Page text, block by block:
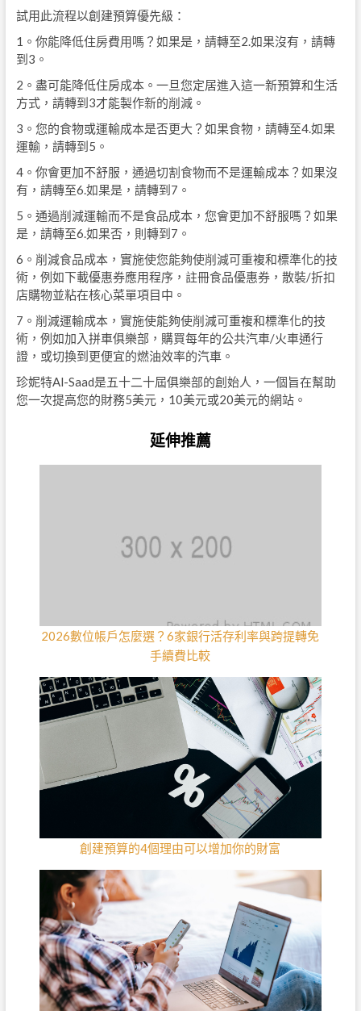
試用此流程以創建預算優先級：
1。你能降低住房費用嗎？如果是，請轉至2.如果沒有，請轉
到3。
2。盡可能降低住房成本。一旦您定居進入這一新預算和生活
方式，請轉到3才能製作新的削減。
3。您的食物或運輸成本是否更大？如果食物，請轉至4.如果
運輸，請轉到5。
4。你會更加不舒服，通過切割食物而不是運輸成本？如果沒
有，請轉至6.如果是，請轉到7。
5。通過削減運輸而不是食品成本，您會更加不舒服嗎？如果
是，請轉至6.如果否，則轉到7。
6。削減食品成本，實施使您能夠使削減可重複和標準化的技
術，例如下載優惠券應用程序，註冊食品優惠券，散裝/折扣
店購物並粘在核心菜單項目中。
7。削減運輸成本，實施使能夠使削減可重複和標準化的技
術，例如加入拼車俱樂部，購買每年的公共汽車/火車通行
證，或切換到更便宜的燃油效率的汽車。
珍妮特Al-Saad是五十二十屆俱樂部的創始人，一個旨在幫助
您一次提高您的財務5美元，10美元或20美元的網站。
延伸推薦
2026數位帳戶怎麼選？6家銀行活存利率與跨提轉免
手續費比較
創建預算的4個理由可以增加你的財富